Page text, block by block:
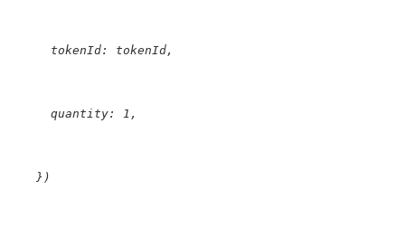
      tokenId: tokenId,
      quantity:
1 ,
    })